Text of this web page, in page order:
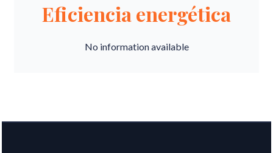
Eficiencia energética
No information available